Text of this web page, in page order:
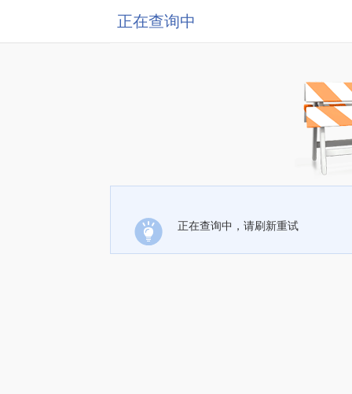
正在查询中
正在查询中，请刷新重试